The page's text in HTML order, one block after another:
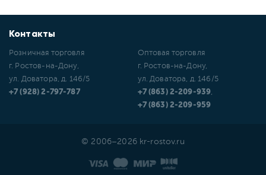
Контакты
Розничная торговля
г. Ростов-на-Дону,
ул. Доватора, д. 146/5
+7 (928) 2-797-787
Оптовая торговля
г. Ростов-на-Дону,
ул. Доватора, д. 146/5
+7 (863) 2-209-939,
+7 (863) 2-209-959
© 2006–2026 kr-rostov.ru